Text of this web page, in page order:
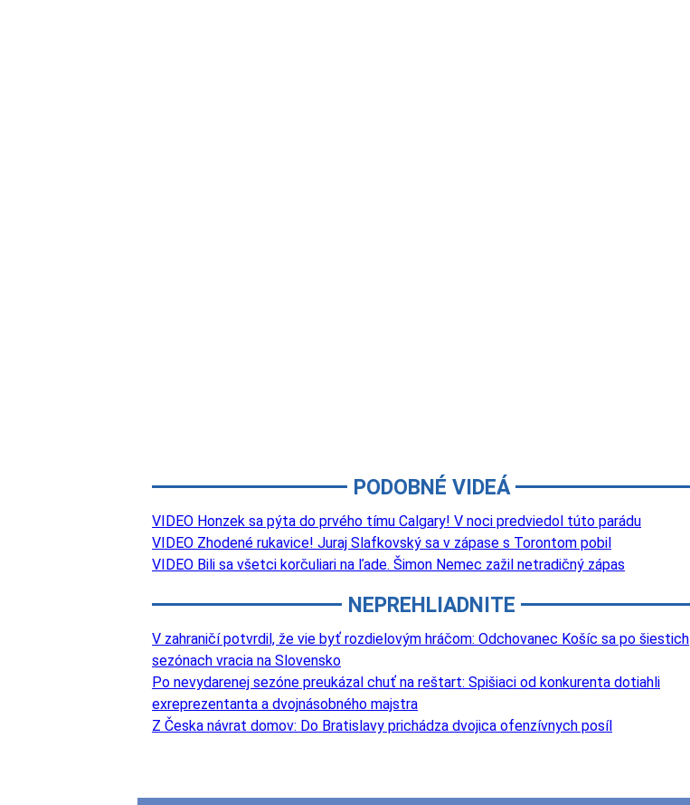
PODOBNÉ VIDEÁ
VIDEO Honzek sa pýta do prvého tímu Calgary! V noci predviedol túto parádu
VIDEO Zhodené rukavice! Juraj Slafkovský sa v zápase s Torontom pobil
VIDEO Bili sa všetci korčuliari na ľade. Šimon Nemec zažil netradičný zápas
NEPREHLIADNITE
V zahraničí potvrdil, že vie byť rozdielovým hráčom: Odchovanec Košíc sa po šiestich
sezónach vracia na Slovensko
Po nevydarenej sezóne preukázal chuť na reštart: Spišiaci od konkurenta dotiahli
exreprezentanta a dvojnásobného majstra
Z Česka návrat domov: Do Bratislavy prichádza dvojica ofenzívnych posíl